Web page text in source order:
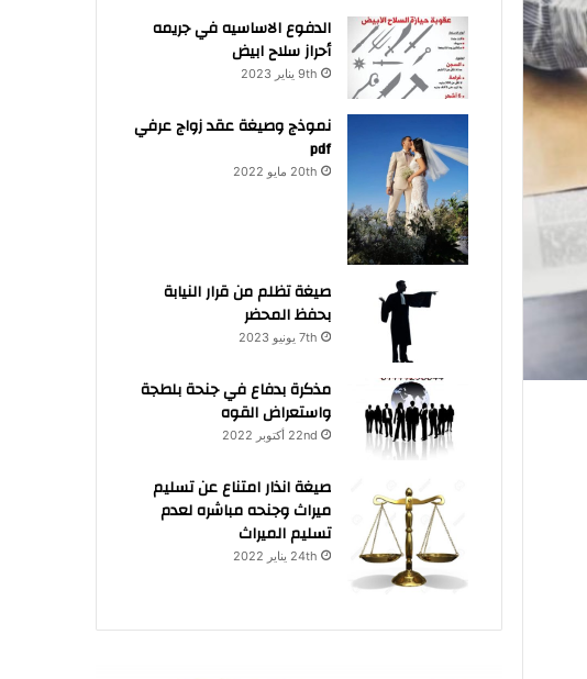
الدفوع الاساسيه في جريمه
أحراز سلاح ابيض
9th يناير 2023
نموذج وصيغة عقد زواج عرفي
pdf
20th مايو 2022
صيغة تظلم من قرار النيابة
بحفظ المحضر
7th يونيو 2023
مذكرة بدفاع في جنحة بلطجة
واستعراض القوه
22nd أكتوبر 2022
صيغة انذار امتناع عن تسليم
ميراث وجنحه مباشره لعدم
تسليم الميراث
24th يناير 2022